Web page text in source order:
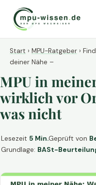
Start › MPU-Ratgeber ›
deiner Nähe –
MPU in
wirklich vor
was nicht
Lesezeit 5 Min.Geprüft von
Grundlage: BASt-